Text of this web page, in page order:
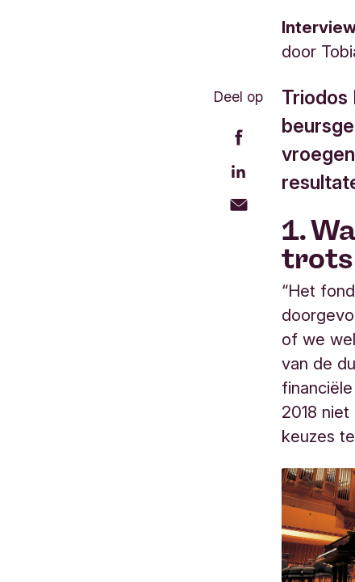
door
Deel op
Triodos
1.
trots
“Het
of we
van de
2018
keuzes